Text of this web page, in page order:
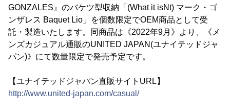
GONZALES』のバケツ型収納「(What it isNt) マーク・ゴ
ンザレス Baquet Lio」を個数限定でOEM商品として受
託・製造いたします。同商品は《2022年9月》より、《メ
ンズカジュアル通販のUNITED JAPAN(ユナイテッドジャ
パン)》にて数量限定で発売予定です。
【ユナイテッドジャパン直販サイトURL】
http://www.united-japan.com/casual/